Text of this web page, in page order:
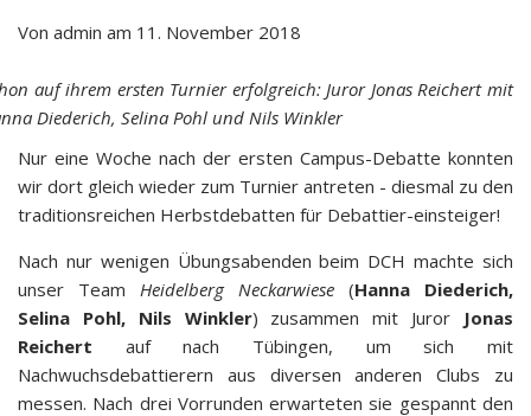
Von admin am 11. November 2018
auf ihrem ersten Turnier erfolgreich: Juror Jonas Reichert mit
Diederich, Selina Pohl und Nils Winkler
Nur eine Woche nach der ersten Campus-Debatte konnten
wir dort gleich wieder zum Turnier antreten - diesmal zu den
traditionsreichen Herbstdebatten für Debattier-einsteiger!
Nach nur wenigen Übungsabenden beim DCH machte sich
unser Team Heidelberg Neckarwiese (Hanna Diederich,
Selina Pohl, Nils Winkler) zusammen mit Juror Jonas
Reichert auf nach Tübingen, um sich mit
Nachwuchsdebattierern aus diversen anderen Clubs zu
messen. Nach drei Vorrunden erwarteten sie gespannt den